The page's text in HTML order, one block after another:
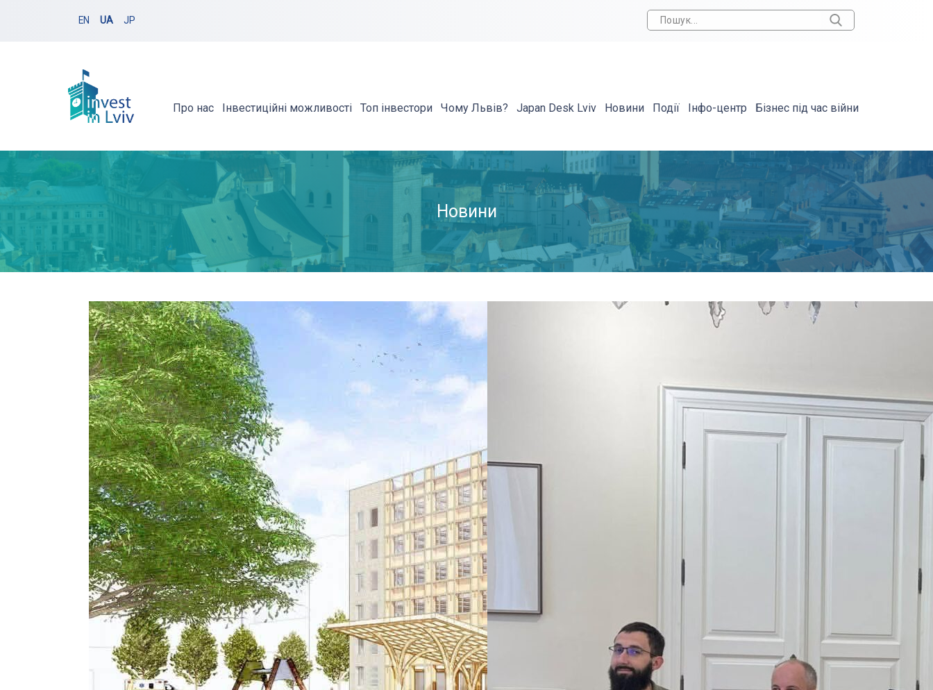
EN UA JP
Про нас Інвестиційні можливості Топ інвестори Чому Львів? Japan Desk Lviv Новини Події Інфо-центр Бізнес під час війни
Новини